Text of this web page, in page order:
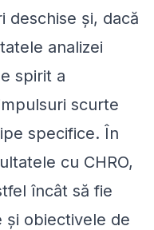
deschise și, dacă
analizei
spirit a
scurte
specifice. În
cu CHRO,
încât să fie
și obiectivele de